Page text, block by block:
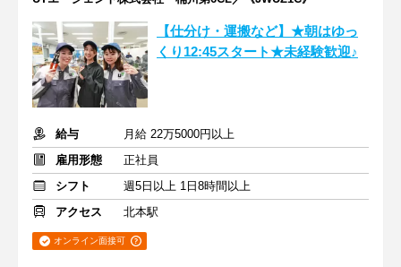
【仕分け・運搬など】★朝はゆっ
くり12:45スタート★未経験歓迎♪
給与
月給 22万5000円以上
雇用形態
正社員
シフト
週5日以上 1日8時間以上
アクセス
北本駅
オンライン面接可